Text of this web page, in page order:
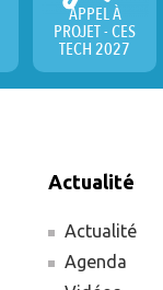
APPEL À
PROJET - CES
TECH 2027
Actualité
Actualité
Agenda